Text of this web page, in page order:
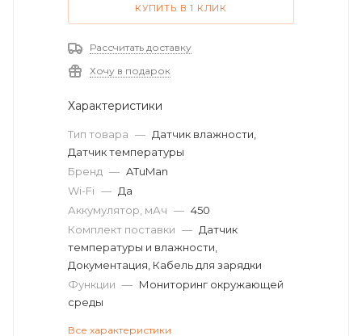
КУПИТЬ В 1 КЛИК
Рассчитать доставку
Хочу в подарок
Характеристики
Тип товара — Датчик влажности,
Датчик температуры
Бренд — ATuMan
Wi-Fi — Да
Аккумулятор, мАч — 450
Комплект поставки — Датчик
температуры и влажности,
Документация, Кабель для зарядки
Функции — Мониторинг окружающей
среды
Все характеристики